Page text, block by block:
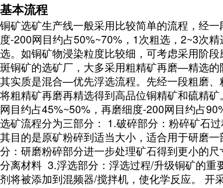
基本流程
铜矿选矿生产线一般采用比较简单的流程，经
度-200网目约占50%~70%，1次粗选，2~3次
选。如铜矿物浸染粒度比较细，可考虑采用阶
斑铜矿的选矿厂，大多采用粗精矿再磨—精选的
其实质是混合—优先浮选流程。先经一段粗磨、
将粗精矿再磨再精选得到高品位铜精矿和硫精
网目约占45%~50%，再磨细度-200网目约占
选矿流程分为三部分： 1.破碎部分：粉碎矿石
其目的是原矿粉碎到适当大小，适合用于研磨
分：研磨粉碎部分进一步处理矿石得到更小的
分离材料 3.浮选部分：浮选过程/升级铜矿的重
剂将被添加到混频器/搅拌机，使化学反应。 开